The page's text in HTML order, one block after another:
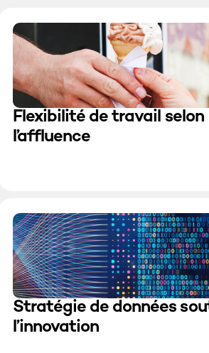
Flexibilité de travail selon
l’affluence
Stratégie de données
l’innovation